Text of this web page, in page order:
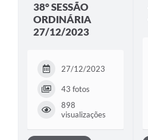
38° SESSÃO
ORDINÁRIA
27/12/2023
27/12/2023
43 fotos
898
visualizações